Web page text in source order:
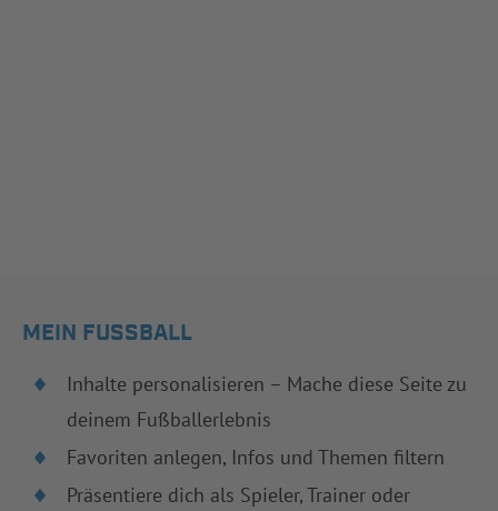
MEIN FUSSBALL
Inhalte personalisieren – Mache diese Seite zu
deinem Fußballerlebnis
Favoriten anlegen, Infos und Themen filtern
Präsentiere dich als Spieler, Trainer oder